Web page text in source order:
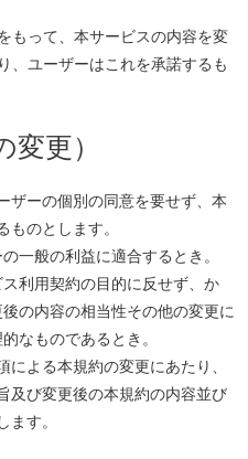
もって、本サービスの内容を変
、ユーザーはこれを承諾するも
更）
ザーの個別の同意を要せず、本
ものとします。
一般の利益に適合するとき。
利用契約の目的に反せず、か
の内容の相当性その他の変更に
なものであるとき。
による本規約の変更にあたり、
及び変更後の本規約の内容並び
ます。